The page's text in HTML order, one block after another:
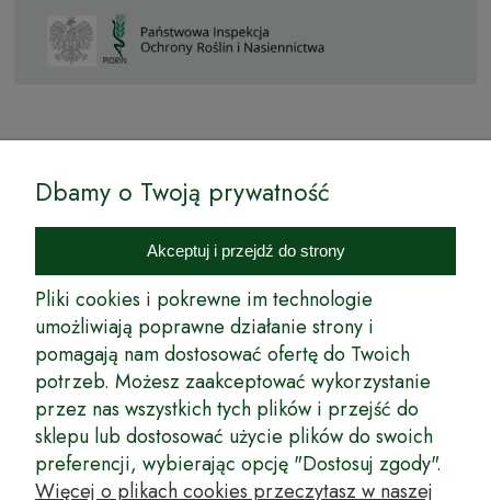
Internetowy Sklep Ogrodniczy Podkarpackie Sady to inicjatywa
podkarpackich szkółkarzy, której zamierzeniem jest wprowadzenie na
rynek wysokiej jakości drzewek owocowych, drzewek ozdobnych oraz
innych produktów pozwalających na uprawianie zarówno małych, jak
i dużych sadów oraz ogrodów.
Wspólnie stworzyliśmy dla Państwa kompleksową ofertę - wspaniałe
produkty, dary ziemi ze szkółek drzewek ozdobnych i owocowych,
których tradycje sięgają roku 1953. Drzewka produkowane są
z najwyższą starannością przez trzecie pokolenie plantatorów.
Długoletnie Doświadczenie sprawiło, że wszystkie drzewka cechuje
duża odporność na zmienne warunki atmosferyczne naszego klimatu
oraz niezwykły urodzaj. W ofercie naszego internetowego sklepu
Dbamy o Twoją prywatność
Akceptuj i przejdź do strony
Pliki cookies i pokrewne im technologie
umożliwiają poprawne działanie strony i
pomagają nam dostosować ofertę do Twoich
potrzeb. Możesz zaakceptować wykorzystanie
przez nas wszystkich tych plików i przejść do
sklepu lub dostosować użycie plików do swoich
preferencji, wybierając opcję "Dostosuj zgody".
Więcej o plikach cookies przeczytasz w naszej